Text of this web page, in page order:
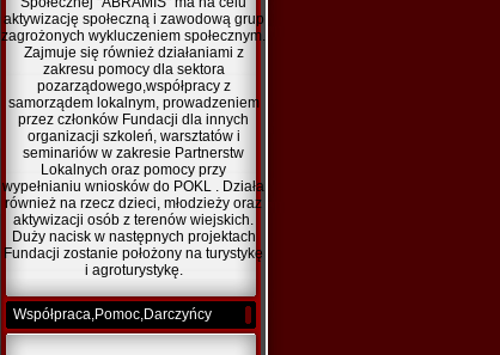
aktywizację społeczną i zawodową grup
zagrożonych wykluczeniem społecznym.
Zajmuje się również działaniami z
zakresu pomocy dla sektora
pozarządowego,współpracy z
samorządem lokalnym, prowadzeniem
przez członków Fundacji dla innych
organizacji szkoleń, warsztatów i
seminariów w zakresie Partnerstw
Lokalnych oraz pomocy przy
wypełnianiu wniosków do POKL . Działa
również na rzecz dzieci, młodzieży oraz
aktywizacji osób z terenów wiejskich.
Duży nacisk w następnych projektach
Fundacji zostanie położony na turystykę
i agroturystykę.
Współpraca,Pomoc,Darczyńcy